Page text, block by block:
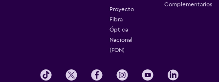
Proyecto
Fibra
Óptica
Nacional
(FON)
Complementarios